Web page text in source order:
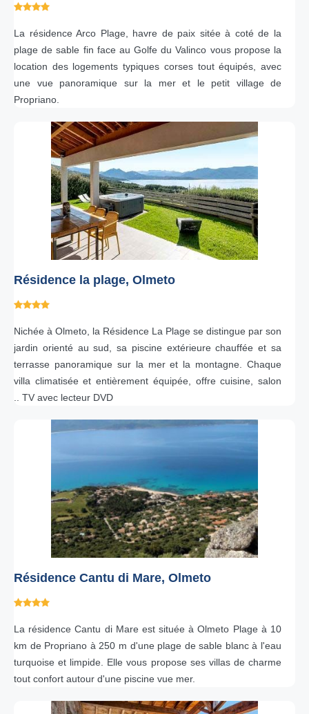
La résidence Arco Plage, havre de paix sitée à coté de la
plage de sable fin face au Golfe du Valinco vous propose la
location des logements typiques corses tout équipés, avec
une vue panoramique sur la mer et le petit village de
Propriano.
Résidence la plage, Olmeto
Nichée à Olmeto, la Résidence La Plage se distingue par son
jardin orienté au sud, sa piscine extérieure chauffée et sa
terrasse panoramique sur la mer et la montagne. Chaque
villa climatisée et entièrement équipée, offre cuisine, salon
.. TV avec lecteur DVD
Résidence Cantu di Mare, Olmeto
La résidence Cantu di Mare est située à Olmeto Plage à 10
km de Propriano à 250 m d'une plage de sable blanc à l'eau
turquoise et limpide. Elle vous propose ses villas de charme
tout confort autour d'une piscine vue mer.